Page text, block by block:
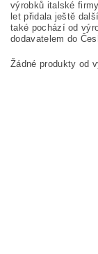
výrobků italské
let přidala ještě
také pochází od
dodavatelem do
Žádné produkty od